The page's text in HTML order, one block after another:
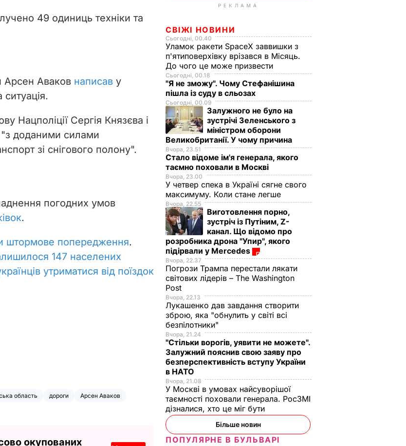
49 одиниць техніки та
Арсен Аваков написав у
Нацполіції Сергія Князєва і
доданими силами
зі снігового полону".
погодних умов
.
штормове попередження.
147 населених
утриматися від поїздок
область дороги
Арсен Аваков
окупованих
РЕКЛАМА
СВІЖІ НОВИНИ
Сьогодні, 00.40
Уламок ракети SpaceX заввишки з
п'ятиповерхівку врізався в Місяць.
До чого це може призвести
Сьогодні, 00.18
"Я не зможу". Чому Стефанішина
пішла із суду в сльозах
Сьогодні, 00.09
Залужного не було на
зустрічі Зеленського з
міністром оборони
Великобританії. У чому причина
Вчора, 23.51
Стало відоме ім'я генерала, якого
таємно поховали в Москві
Вчора, 23.00
У четвер спека в Україні сягне свого
максимуму. Коли стане легше
Вчора, 22.55
Виготовлення порно,
зустріч із Путіним, Z-
канал. Що відомо про
розробника дрона "Упир", якого
підірвали у Mercedes
Вчора, 22.37
Погрози Трампа перестали лякати
світових лідерів – The Washington
Post
Вчора, 22.13
Лукашенко дав завдання створити
зброю, яка "обнулить у світі всі
безпілотники"
Вчора, 21.24
"Стільки ворогів, уявити не можете".
Залужний пояснив свою заяву про
безперспективність вступу України
в НАТО
Вчора, 21.08
У Москві в умовах найсуворішої
таємності поховали генерала. РосЗМІ
дізналися, хто це міг бути
Більше новин
ПОПУЛЯРНЕ В БУЛЬВАРІ